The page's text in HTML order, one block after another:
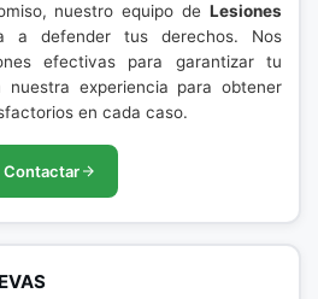
nuestro equipo de Lesiones
a defender tus derechos. Nos
efectivas para garantizar tu
nuestra experiencia para obtener
en cada caso.
Contactar